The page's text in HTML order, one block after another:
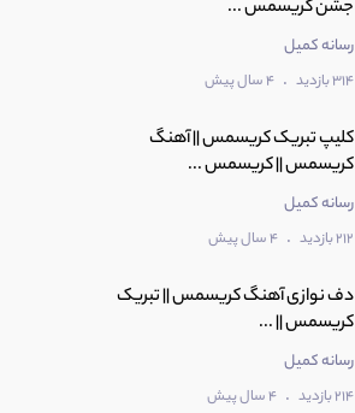
جشن کریسمس ...
رسانه کمیل
314 بازدید . 4 سال پیش
کلیپ تبریک کریسمس || آهنگ
کریسمس || کریسمس ...
رسانه کمیل
212 بازدید . 4 سال پیش
دف نوازی آهنگ کریسمس || تبریک
کریسمس || ...
رسانه کمیل
214 بازدید . 4 سال پیش